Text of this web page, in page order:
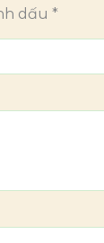
dấu *